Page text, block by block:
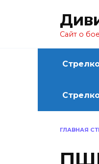
Сайт о
ГЛАВНАЯ